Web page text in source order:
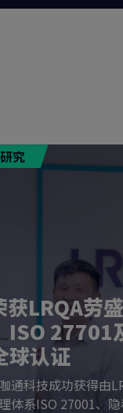
LRQA劳盛
ISO 27701
球认证
究
通科技成功获得由
体系ISO 27001、